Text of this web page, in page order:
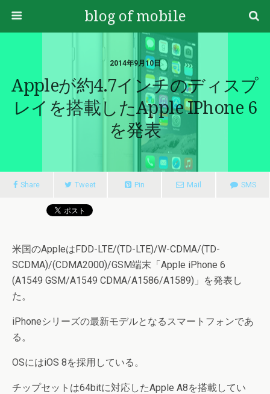
blog of mobile
2014年9月10日
Appleが約4.7インチのディスプ
レイを搭載したApple IPhone 6
を発表
Share Tweet Pin Mail SMS
米国のAppleはFDD-LTE/(TD-LTE)/W-CDMA/(TD-
SCDMA)/(CDMA2000)/GSM端末「Apple iPhone 6
(A1549 GSM/A1549 CDMA/A1586/A1589)」を発表し
た。
iPhoneシリーズの最新モデルとなるスマートフォンであ
る。
OSにはiOS 8を採用している。
チップセットは64bitに対応したApple A8を搭載してい